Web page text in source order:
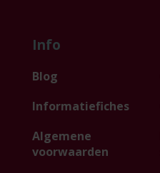
Info
Blog
Informatiefiches
Algemene
voorwaarden